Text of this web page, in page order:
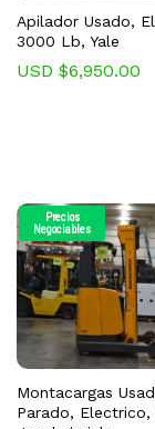
Apilador Usado,
3000 Lb, Yale
USD $6,950.00
Precios
Negociables
Montacargas
Parado,